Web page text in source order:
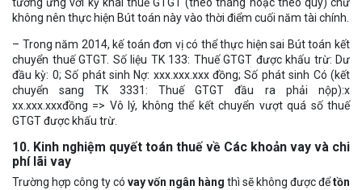
không nên thực hiện Bút toán này vào thời điểm cuối năm tài chính.
– Trong năm 2014, kế toán đơn vị có thể thực hiện sai Bút toán kết
chuyển thuế GTGT. Số liệu TK 133: Thuế GTGT được khấu trừ: Dư
đầu kỳ: 0; Số phát sinh Nợ: xxx.xxx.xxx đồng; Số phát sinh Có (kết
chuyển sang TK 3331: Thuế GTGT đầu ra phải nộp):x
xx.xxx.xxxđồng => Vô lý, không thể kết chuyển vượt quá số thuế
GTGT được khấu trừ.
10. Kinh nghiệm quyết toán thuế về Các khoản vay và chi
phí lãi vay
Trường hợp công ty có vay vốn ngân hàng thì sẽ không được đểtồn